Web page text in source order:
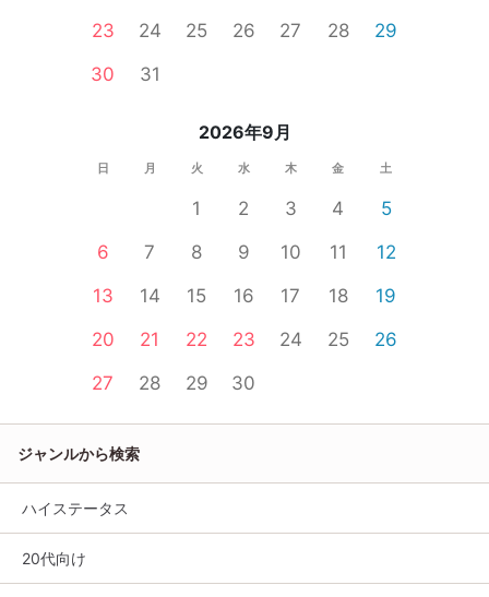
23
24 25 26 27 28
29
30
31
2026年9月
日 月 火 水 木 金 土
1 2 3 4
5
6
7 8 9 10 11
12
13
14 15 16 17 18
19
20
21 22 23 24 25
26
27
28 29 30
ジャンルから検索
ハイステータス
20代向け